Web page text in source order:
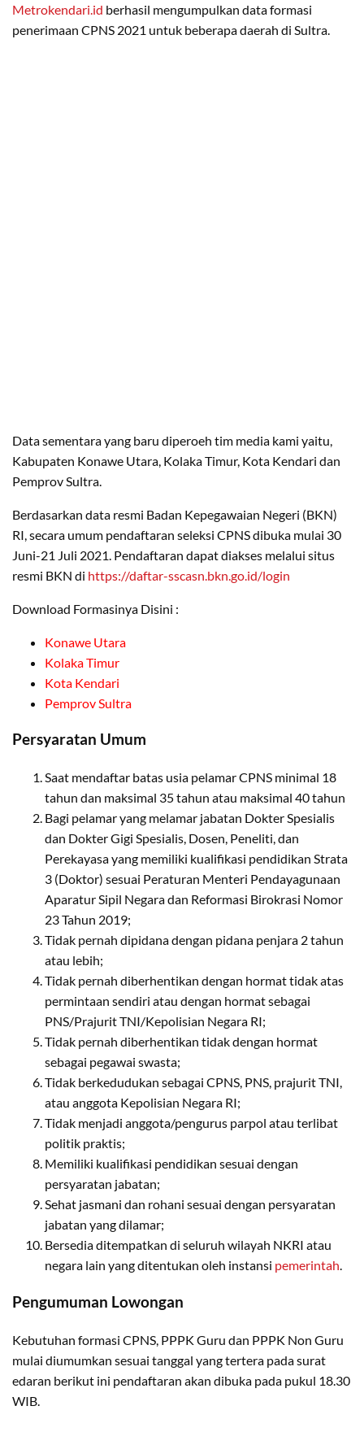
Metrokendari.id berhasil mengumpulkan data formasi
penerimaan CPNS 2021 untuk beberapa daerah di Sultra.
Data sementara yang baru diperoeh tim media kami yaitu,
Kabupaten Konawe Utara, Kolaka Timur, Kota Kendari dan
Pemprov Sultra.
Berdasarkan data resmi Badan Kepegawaian Negeri (BKN)
RI, secara umum pendaftaran seleksi CPNS dibuka mulai 30
Juni-21 Juli 2021. Pendaftaran dapat diakses melalui situs
resmi BKN di https://daftar-sscasn.bkn.go.id/login
Download Formasinya Disini :
Konawe Utara
Kolaka Timur
Kota Kendari
Pemprov Sultra
Persyaratan Umum
Saat mendaftar batas usia pelamar CPNS minimal 18
tahun dan maksimal 35 tahun atau maksimal 40 tahun
Bagi pelamar yang melamar jabatan Dokter Spesialis
dan Dokter Gigi Spesialis, Dosen, Peneliti, dan
Perekayasa yang memiliki kualifikasi pendidikan Strata
3 (Doktor) sesuai Peraturan Menteri Pendayagunaan
Aparatur Sipil Negara dan Reformasi Birokrasi Nomor
23 Tahun 2019;
Tidak pernah dipidana dengan pidana penjara 2 tahun
atau lebih;
Tidak pernah diberhentikan dengan hormat tidak atas
permintaan sendiri atau dengan hormat sebagai
PNS/Prajurit TNI/Kepolisian Negara RI;
Tidak pernah diberhentikan tidak dengan hormat
sebagai pegawai swasta;
Tidak berkedudukan sebagai CPNS, PNS, prajurit TNI,
atau anggota Kepolisian Negara RI;
Tidak menjadi anggota/pengurus parpol atau terlibat
politik praktis;
Memiliki kualifikasi pendidikan sesuai dengan
persyaratan jabatan;
Sehat jasmani dan rohani sesuai dengan persyaratan
jabatan yang dilamar;
Bersedia ditempatkan di seluruh wilayah NKRI atau
negara lain yang ditentukan oleh instansi pemerintah.
Pengumuman Lowongan
Kebutuhan formasi CPNS, PPPK Guru dan PPPK Non Guru
mulai diumumkan sesuai tanggal yang tertera pada surat
edaran berikut ini pendaftaran akan dibuka pada pukul 18.30
WIB.